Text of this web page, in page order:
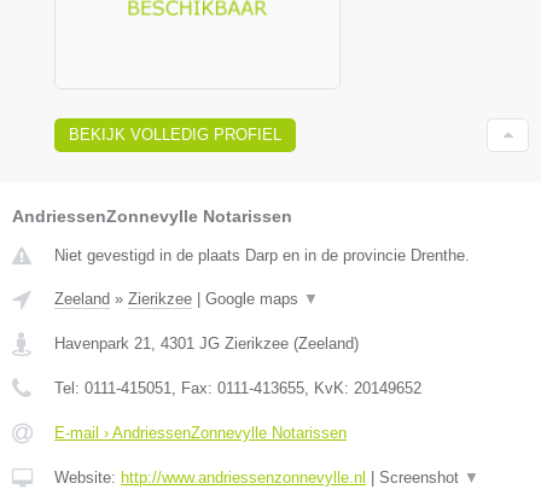
BEKIJK VOLLEDIG PROFIEL
AndriessenZonnevylle Notarissen
Niet gevestigd in de plaats Darp en in de provincie Drenthe.
Zeeland » Zierikzee Google maps ▼
Havenpark 21 4301 JG Zierikzee (Zeeland)
Tel: 0111-415051 , Fax: 0111-413655 , KvK: 20149652
E-mail › AndriessenZonnevylle Notarissen
Website: http://www.andriessenzonnevylle.nl Screenshot ▼